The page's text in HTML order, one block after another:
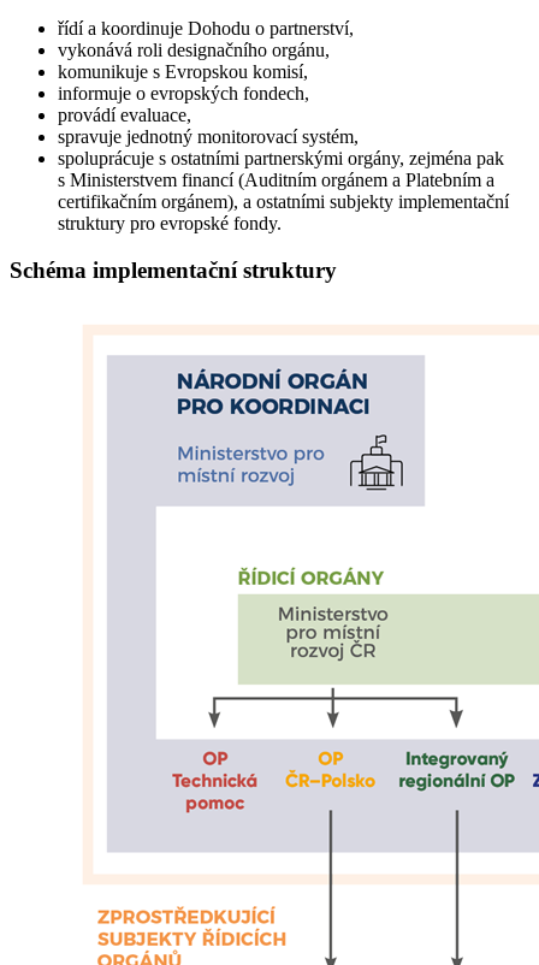
řídí a koordinuje Dohodu o partnerství,
vykonává roli designačního orgánu,
komunikuje s Evropskou komisí,
informuje o evropských fondech,
provádí evaluace,
spravuje jednotný monitorovací systém,
spoluprácuje s ostatními partnerskými orgány, zejména pak
s Ministerstvem financí (Auditním orgánem a Platebním a
certifikačním orgánem), a ostatními subjekty implementační
struktury pro evropské fondy.
Schéma implementační struktury